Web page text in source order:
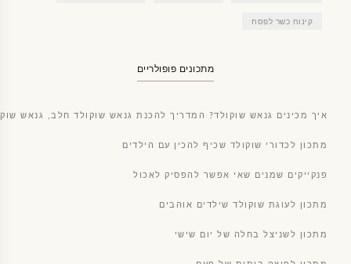
קינוח כשר לפסח
מתכונים פופולריים
איך מכינים גנאש שוקולד? המדריך להכנת גנאש שוקולד חלב, גנאש
מתכון לכדורי שוקולד שכיף להכין עם הילדים
פנקייקים שמנים שאי אפשר להפסיק לאכול
מתכון לעוגת שוקולד שילדים אוהבים
מתכון לשניצל בחלה של יום שישי